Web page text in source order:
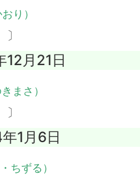
り）
月21日
まさ）
1月6日
ちずる）